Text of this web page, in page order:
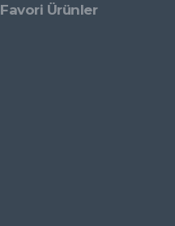
Favori Ürünler